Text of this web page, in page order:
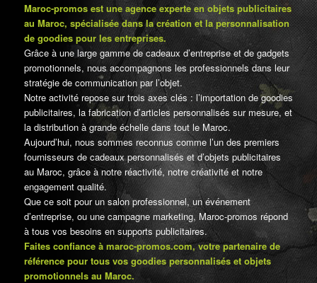
Maroc-promos est une agence experte en objets publicitaires
au Maroc, spécialisée dans la création et la personnalisation
de goodies pour les entreprises.
Grâce à une large gamme de cadeaux d’entreprise et de gadgets
promotionnels, nous accompagnons les professionnels dans leur
stratégie de communication par l’objet.
Notre activité repose sur trois axes clés : l’importation de goodies
publicitaires, la fabrication d’articles personnalisés sur mesure, et
la distribution à grande échelle dans tout le Maroc.
Aujourd’hui, nous sommes reconnus comme l’un des premiers
fournisseurs de cadeaux personnalisés et d’objets publicitaires
au Maroc, grâce à notre réactivité, notre créativité et notre
engagement qualité.
Que ce soit pour un salon professionnel, un événement
d’entreprise, ou une campagne marketing, Maroc-promos répond
à tous vos besoins en supports publicitaires.
Faites confiance à maroc-promos.com, votre partenaire de
référence pour tous vos goodies personnalisés et objets
promotionnels au Maroc.